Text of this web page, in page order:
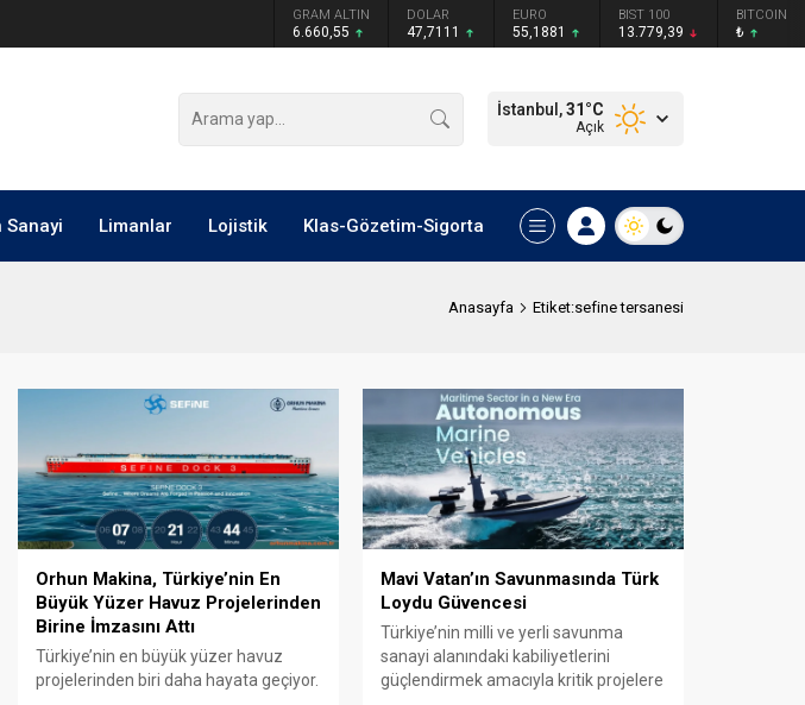
GRAM ALTIN
6.660,55
DOLAR
47,7111
EURO
55,1881
BIST 100
13.779,39
BITCOIN
₺
İstanbul,31 °C
Açık
Sanayi Limanlar Lojistik Klas-Gözetim-Sigorta
Anasayfa Etiket:sefine tersanesi
Orhun Makina, Türkiye’nin En
Büyük Yüzer Havuz Projelerinden
Birine İmzasını Attı
Türkiye’nin en büyük yüzer havuz
projelerinden biri daha hayata geçiyor.
Mavi Vatan’ın Savunmasında Türk
Loydu Güvencesi
Türkiye’nin milli ve yerli savunma
sanayi alanındaki kabiliyetlerini
güçlendirmek amacıyla kritik projelere